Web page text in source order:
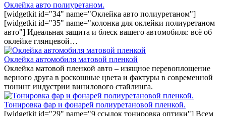
Оклейка авто полиуретаном.
[widgetkit id="34" name="Оклейка авто полиуретаном"]
[widgetkit id="35" name="колонка для оклейки полиуретаном
авто"] Идеальная защита и блеск вашего автомобиля: всё об
оклейке глянцевой…
Оклейка автомобиля матовой пленкой
Оклейка матовой пленкой авто – изящное перевоплощение
верного друга в роскошные цвета и фактуры в современной
тюнинг индустрии винилового стайлинга.
Тонировка фар и фонарей полиуретановой пленкой.
[widgetkit id="29" name="9 ссылок тонировка оптики"] Всем